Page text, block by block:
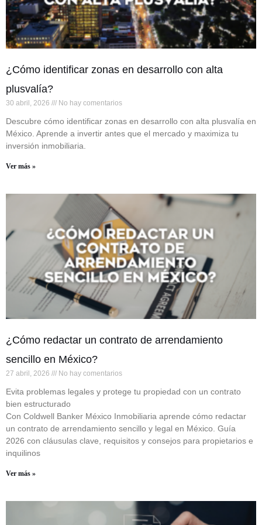
¿Cómo identificar zonas en desarrollo con alta
plusvalía?
30 abril, 2026 No hay comentarios
Descubre cómo identificar zonas en desarrollo con alta plusvalía en
México. Aprende a invertir antes que el mercado y maximiza tu
inversión inmobiliaria.
Ver más »
¿Cómo redactar un contrato de arrendamiento
sencillo en México?
27 abril, 2026 No hay comentarios
Evita problemas legales y protege tu propiedad con un contrato
bien estructurado
Con Coldwell Banker México Inmobiliaria aprende cómo redactar
un contrato de arrendamiento sencillo y legal en México. Guía
2026 con cláusulas clave, requisitos y consejos para propietarios e
inquilinos
Ver más »